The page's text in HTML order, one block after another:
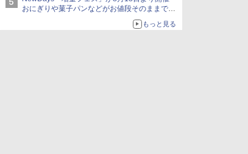
アイスカップに入ったスライムやわたぼう、ベ
ビーサタンなどがオリジナルアートで登場
おにぎりや菓子パンなどがお値段そのままで最
もっと見る